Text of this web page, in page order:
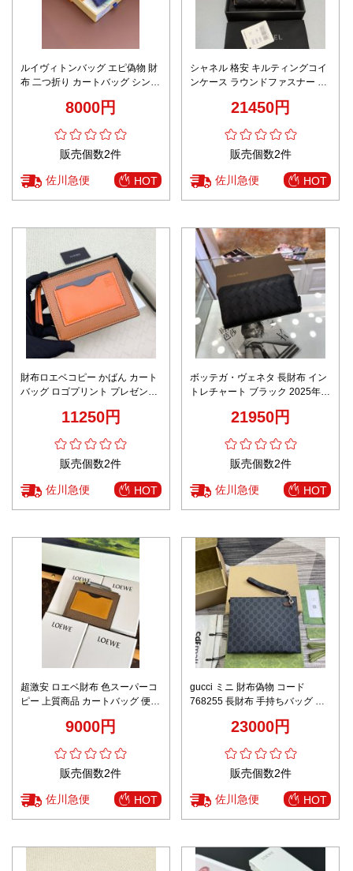
ルイヴィトンバッグ エピ偽物 財
布 二つ折り カートバッグ シンプ
8000円
販売個数2件
佐川急便 HOT
シャネル 格安 キルティングコイ
ンケース ラウンドファスナー ゴ
現度モデル21450円
販売個数2件
佐川急便 HOT
財布ロエベコピー かばん カート
バッグ ロゴプリント プレゼント
11250円
販売個数2件
佐川急便 HOT
ボッテガ・ヴェネタ 長財布 イン
トレチャート ブラック 2025年新
21950円
販売個数2件
佐川急便 HOT
超激安 ロエベ財布 色スーパーコ
ピー 上質商品 カートバッグ 便利
9000円
販売個数2件
佐川急便 HOT
gucci ミニ 財布偽物 コード
768255 長財布 手持ちバッグ 本
23000円
販売個数2件
佐川急便 HOT